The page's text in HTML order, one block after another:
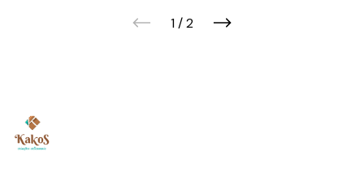
1/2